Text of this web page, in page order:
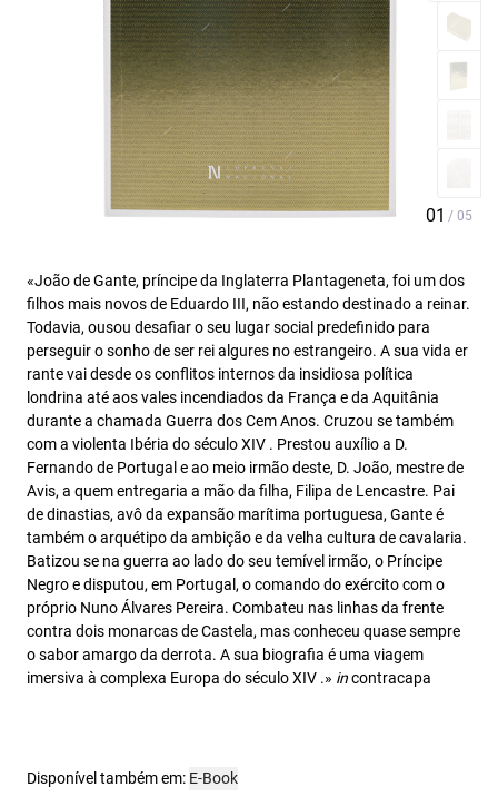
«João de Gante, príncipe da Inglaterra Plantageneta, foi um dos
filhos mais novos de Eduardo III, não estando destinado a reinar.
Todavia, ousou desafiar o seu lugar social predefinido para
perseguir o sonho de ser rei algures no estrangeiro. A sua vida er
rante vai desde os conflitos internos da insidiosa política
londrina até aos vales incendiados da França e da Aquitânia
durante a chamada Guerra dos Cem Anos. Cruzou se também
com a violenta Ibéria do século XIV . Prestou auxílio a D.
Fernando de Portugal e ao meio irmão deste, D. João, mestre de
Avis, a quem entregaria a mão da filha, Filipa de Lencastre. Pai
de dinastias, avô da expansão marítima portuguesa, Gante é
também o arquétipo da ambição e da velha cultura de cavalaria.
Batizou se na guerra ao lado do seu temível irmão, o Príncipe
Negro e disputou, em Portugal, o comando do exército com o
próprio Nuno Álvares Pereira. Combateu nas linhas da frente
contra dois monarcas de Castela, mas conheceu quase sempre
o sabor amargo da derrota. A sua biografia é uma viagem
imersiva à complexa Europa do século XIV .» incontracapa
Disponível também em: E-Book